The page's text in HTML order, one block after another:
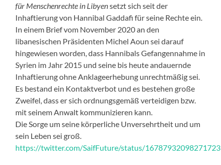
für Menschenrechte in Libyensetzt sich seit der
Inhaftierung von Hannibal Gaddafi für seine Rechte ein.
In einem Brief vom November 2020 an den
libanesischen Präsidenten Michel Aoun sei darauf
hingewiesen worden, dass Hannibals Gefangennahme in
Syrien im Jahr 2015 und seine bis heute andauernde
Inhaftierung ohne Anklageerhebung unrechtmäßig sei.
Es bestand ein Kontaktverbot und es bestehen große
Zweifel, dass er sich ordnungsgemäß verteidigen bzw.
mit seinem Anwalt kommunizieren kann.
Die Sorge um seine körperliche Unversehrtheit und um
sein Leben sei groß.
https://twitter.com/SaifFuture/status/